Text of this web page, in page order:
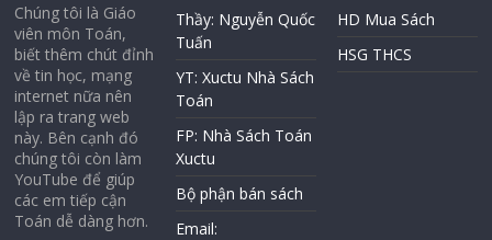
Chúng tôi là Giáo
viên môn Toán,
biết thêm chút đỉnh
về tin học, mạng
internet nữa nên
lập ra trang web
này. Bên cạnh đó
chúng tôi còn làm
YouTube để giúp
các em tiếp cận
Toán dễ dàng hơn.
Thầy: Nguyễn Quốc
Tuấn
YT: Xuctu Nhà Sách
Toán
FP: Nhà Sách Toán
Xuctu
Bộ phận bán sách
Email:
HD Mua Sách
HSG THCS